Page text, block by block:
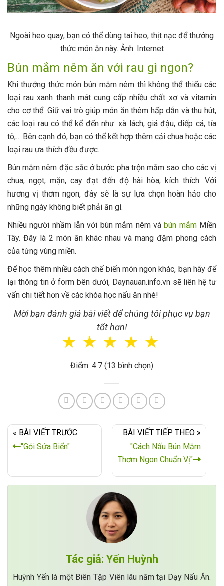
Ngoài heo quay, bạn có thể dùng tai heo, thịt nạc để thưởng
thức món ăn này. Ảnh: Internet
Bún mắm nêm ăn với rau gì ngon?
Khi thưởng thức món bún mắm nêm thì không thể thiếu các
loại rau xanh thanh mát cung cấp nhiều chất xơ và vitamin
cho cơ thể. Giữ vai trò giúp món ăn thêm hấp dẫn và thu hút,
các loại rau có thể kể đến như: xà lách, giá đậu, diếp cá, tía
tô,… Bên cạnh đó, bạn có thể kết hợp thêm cải chua hoặc các
loại rau ưa thích đều được.
Bún mắm nêm đặc sắc ở bước pha trộn mắm sao cho các vị
chua, ngọt, mặn, cay đạt đến độ hài hòa, kích thích. Với
hương vị thơm ngon, đây sẽ là sự lựa chọn hoàn hảo cho
những ngày không biết phải ăn gì.
Nhiều người nhầm lẫn với bún mắm nêm và bún mắmMiền
Tây. Đây là 2 món ăn khác nhau và mang đậm phong cách
của từng vùng miền.
Để học thêm nhiều cách chế biến món ngon khác, bạn hãy để
lại thông tin ở form bên dưới, Daynauan.info.vn sẽ liên hệ tư
vấn chi tiết hơn về các khóa học nấu ăn nhé!
Mời bạn đánh giá bài viết để chúng tôi phục vụ bạn
tốt hơn!
☆
☆
☆
☆
☆
Điểm: 4.7 (13 bình chọn)
« BÀI VIẾT TRƯỚC
"Gỏi Sứa Biển"
BÀI VIẾT TIẾP THEO »
"Cách Nấu Bún Mắm
Thơm Ngon Chuẩn Vị"
Tác giả: Yến Huỳnh
Huỳnh Yến là một Biên Tập Viên lâu năm tại Dạy Nấu Ăn.